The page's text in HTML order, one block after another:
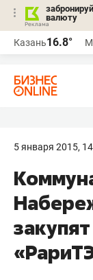
забронируй
валюту
Казань16.8°
5 января 2015,